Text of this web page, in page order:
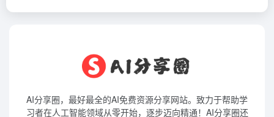
AI分享圈，最好最全的AI免费资源分享网站。致力于帮助学
习者在人工智能领域从零开始，逐步迈向精通！AI分享圈还